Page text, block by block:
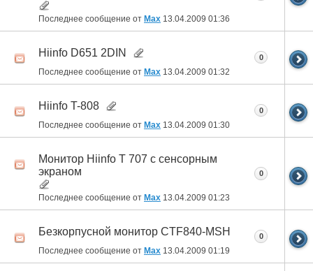
Последнее сообщение от Max 13.04.2009 01:36
Hiinfo D651 2DIN
Последнее сообщение от Max 13.04.2009 01:32
0
Hiinfo T-808
Последнее сообщение от Max 13.04.2009 01:30
0
Монитор Hiinfo T 707 с сенсорным
экраном
Последнее сообщение от Max 13.04.2009 01:23
0
Безкорпусной монитор CTF840-MSH
Последнее сообщение от Max 13.04.2009 01:19
0